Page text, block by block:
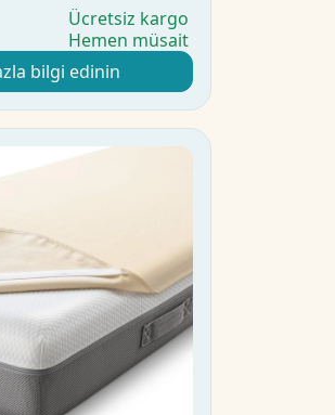
Ücretsiz kargo
Hemen müsait
bilgi edinin